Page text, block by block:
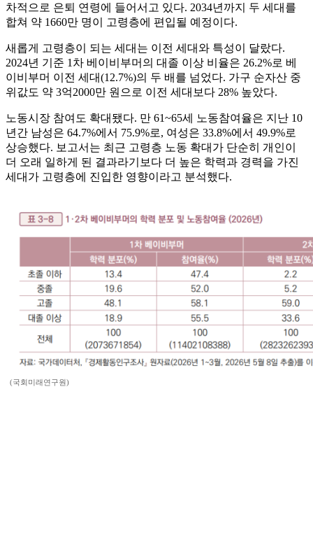
차적으로 은퇴 연령에 들어서고 있다. 2034년까지 두 세대를
합쳐 약 1660만 명이 고령층에 편입될 예정이다.
새롭게 고령층이 되는 세대는 이전 세대와 특성이 달랐다.
2024년 기준 1차 베이비부머의 대졸 이상 비율은 26.2%로 베
이비부머 이전 세대(12.7%)의 두 배를 넘었다. 가구 순자산 중
위값도 약 3억2000만 원으로 이전 세대보다 28% 높았다.
노동시장 참여도 확대됐다. 만 61~65세 노동참여율은 지난 10
년간 남성은 64.7%에서 75.9%로, 여성은 33.8%에서 49.9%로
상승했다. 보고서는 최근 고령층 노동 확대가 단순히 개인이
더 오래 일하게 된 결과라기보다 더 높은 학력과 경력을 가진
세대가 고령층에 진입한 영향이라고 분석했다.
(국회미래연구원)